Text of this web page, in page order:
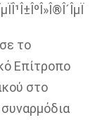
το
Επίτροπο
στο